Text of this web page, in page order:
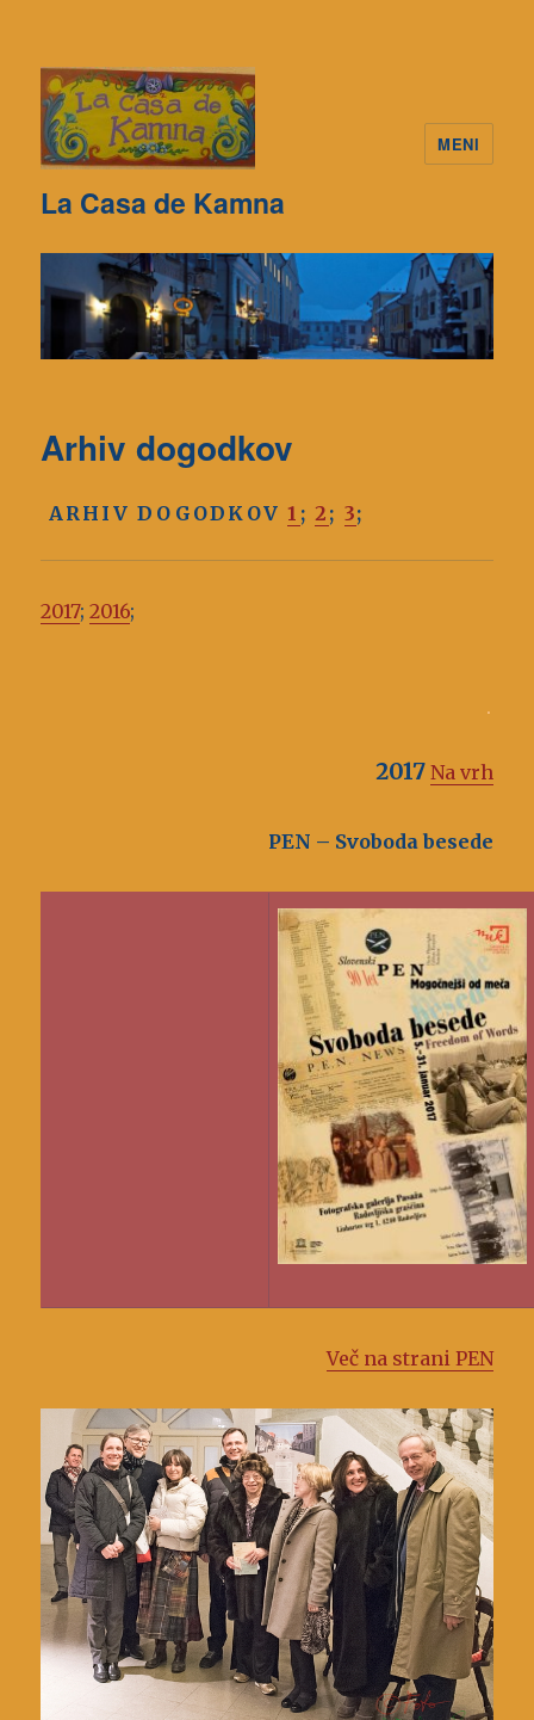
La Casa de Kamna
MENI
Arhiv dogodkov
ARHIV DOGODKOV 1 ; 2 ; 3;
2017;2016;
.
2017 Na vrh
PEN – Svoboda besede
Več na strani PEN